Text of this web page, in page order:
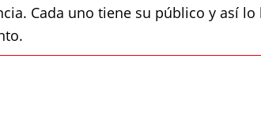
Cada uno tiene su público y así